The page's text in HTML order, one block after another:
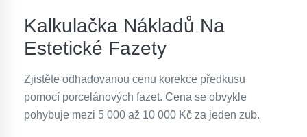
Kalkulačka Nákladů Na
Estetické Fazety
Zjistěte odhadovanou cenu korekce předkusu
pomocí porcelánových fazet. Cena se obvykle
pohybuje mezi 5 000 až 10 000 Kč za jeden zub.